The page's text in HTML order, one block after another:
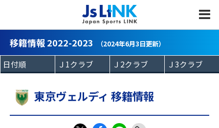
移籍情報 2022-2023 （2024年6月3日更新）
東京ヴェルディ 移籍情報